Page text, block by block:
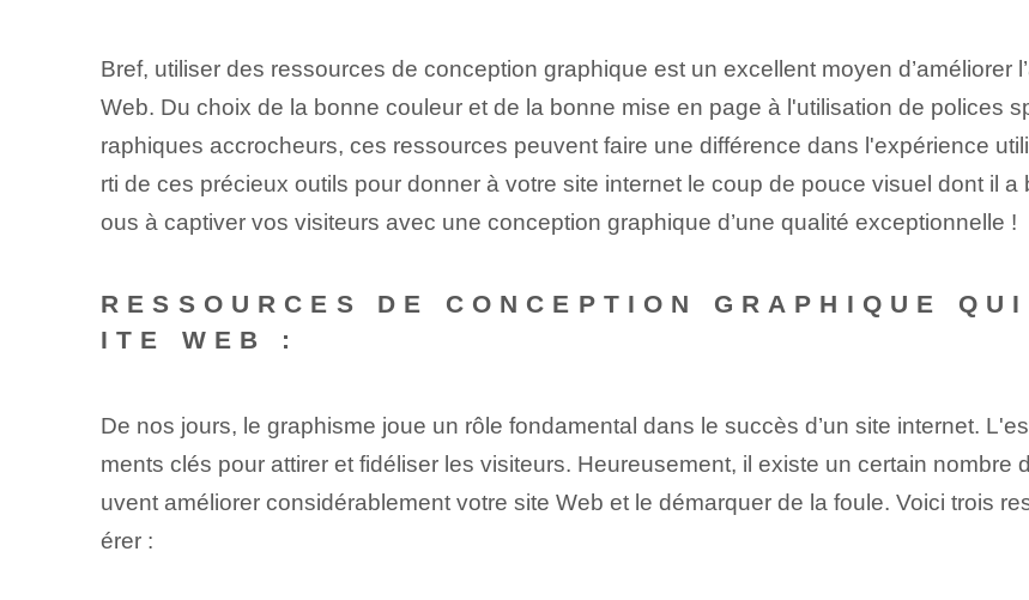
Bref, utiliser des ressources de conception graphique est un excellent moyen d’améliorer
Web. Du choix de la bonne couleur et de la bonne mise en page à l'utilisation de polices
raphiques accrocheurs, ces ressources peuvent faire une différence dans l'expérience
rti de ces précieux outils pour donner à votre site internet le coup de pouce visuel dont il
ous à captiver vos visiteurs avec une conception graphique d’une qualité exceptionnelle !
RESSOURCES DE CONCEPTION GRAPHIQUE
ITE WEB :
De nos jours, le graphisme joue un rôle fondamental dans le succès d’un site internet.
ments clés pour attirer et fidéliser les visiteurs. Heureusement, il existe un certain
uvent améliorer considérablement votre site Web et le démarquer de la foule. ‌Voici‌ trois⁣
érer :